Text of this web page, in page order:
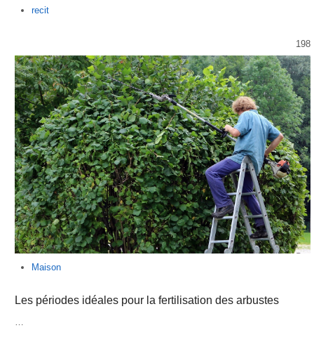
Author
recit
198
Maison
Les périodes idéales pour la fertilisation des arbustes